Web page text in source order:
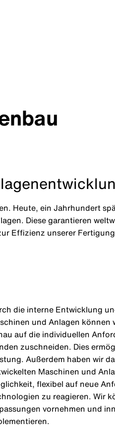
Heute, ein Jahrhundert
Diese garantieren
Effizienz unserer
die interne Entwicklung
und Anlagen können
auf die individuellen
zuschneiden. Dies
Außerdem haben wir
Maschinen und
flexibel auf neue
zu reagieren. Wir
vornehmen und